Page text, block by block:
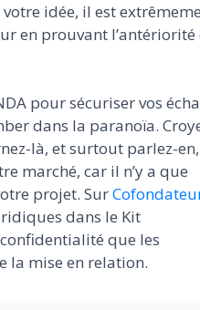
idée, il est
en prouvant l’antériorité
pour sécuriser vos
dans la paranoïa.
là, et surtout parlez-en,
marché, car il n’y a que
projet. Sur
dans le Kit
que les
la mise en relation.